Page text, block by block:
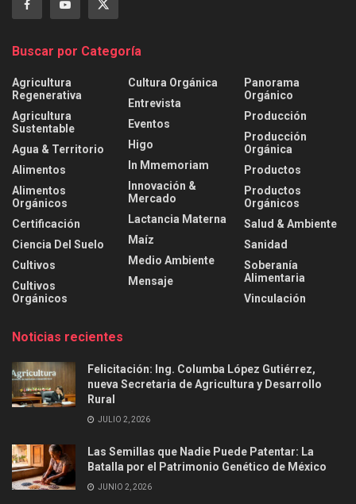
Buscar por Categoría
Agricultura
Regenerativa
Agricultura
Sustentable
Agua & Territorio
Alimentos
Alimentos
Orgánicos
Certificación
Ciencia Del Suelo
Cultivos
Cultivos
Orgánicos
Cultura Orgánica
Entrevista
Eventos
Higo
In Mmemoriam
Innovación &
Mercado
Lactancia Materna
Maíz
Medio Ambiente
Mensaje
Panorama
Orgánico
Producción
Producción
Orgánica
Productos
Productos
Orgánicos
Salud & Ambiente
Sanidad
Soberanía
Alimentaria
Vinculación
Noticias recientes
Felicitación: Ing. Columba López Gutiérrez,
nueva Secretaria de Agricultura y Desarrollo
Rural
JULIO 2, 2026
Las Semillas que Nadie Puede Patentar: La
Batalla por el Patrimonio Genético de México
JUNIO 2, 2026